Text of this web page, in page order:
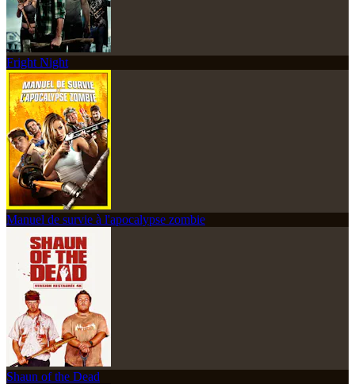
Fright Night
Manuel de survie à l'apocalypse zombie
Shaun of the Dead